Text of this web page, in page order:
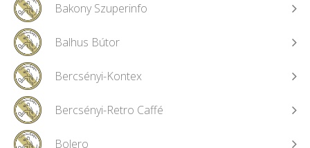
Bakony Szuperinfo
Balhus Bútor
Bercsényi-Kontex
Bercsényi-Retro Caffé
Bolero